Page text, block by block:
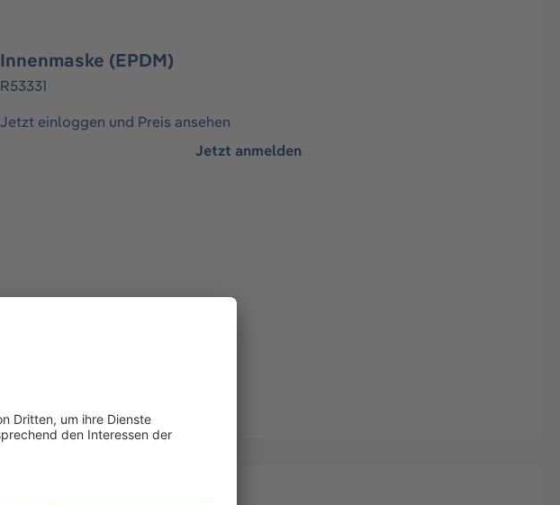
Innenmaske (EPDM)
R53331
Jetzt einloggen und Preis ansehen
Jetzt anmelden